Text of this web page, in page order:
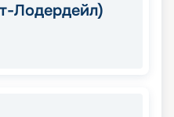
Лодердейл)